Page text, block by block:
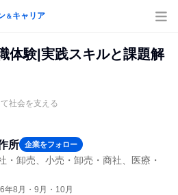
＆キャリア
体験|実践スキルと課題解
社会を支える
所 企業をフォロー
・卸売、小売・卸売・商社、医療・
年8月・9月・10月